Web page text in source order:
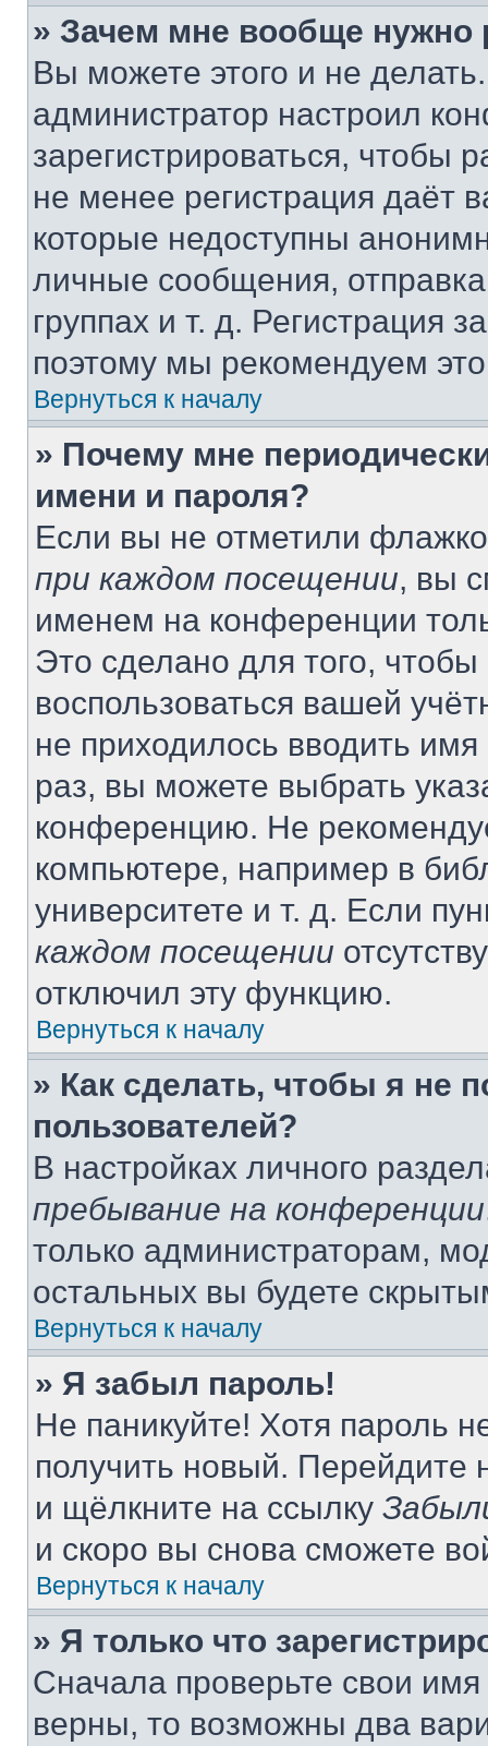
» Зачем мне вообще нужно
Вы можете этого и не
администратор настроил
зарегистрироваться, чтобы
не менее регистрация даёт
которые недоступны
личные сообщения,
группах и т. д. Регистрация
поэтому мы рекомендуем
Вернуться к началу
» Почему мне
имени и пароля?
Если вы не отметили
при каждом посещении, вы
именем на конференции
Это сделано для того, чтобы
воспользоваться вашей
не приходилось вводить
раз, вы можете выбрать
конференцию. Не
компьютере, например в
университете и т. д. Если
каждом посещении
отключил эту функцию.
Вернуться к началу
» Как сделать, чтобы я не
пользователей?
В настройках личного
пребывание на конференции
только администраторам,
остальных вы будете
Вернуться к началу
» Я забыл пароль!
Не паникуйте! Хотя пароль
получить новый. Перейдите
и щёлкните на ссылку
и скоро вы снова сможете
Вернуться к началу
» Я только что
Сначала проверьте свои
верны, то возможны два